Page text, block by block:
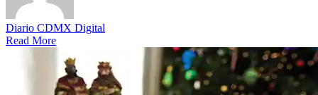
Diario CDMX Digital
Read More